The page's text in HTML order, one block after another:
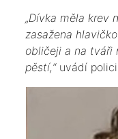
​„Dívka měla krev
zasažena
obličeji a na tváři
pěstí,“uvádí